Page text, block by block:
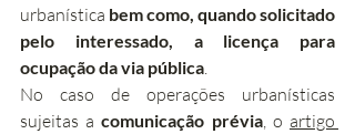
urbanística bem como, quando solicitado
pelo interessado, a licença para
ocupação da via pública
No caso de operações urbanísticas
sujeitas a comunicação prévia, o artigo